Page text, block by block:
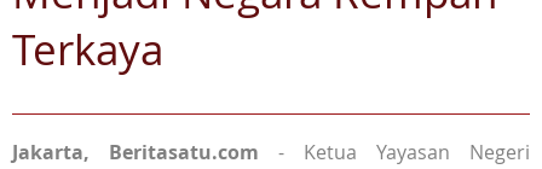
Terkaya
Jakarta, Beritasatu.com - Ketua Yayasan Negeri